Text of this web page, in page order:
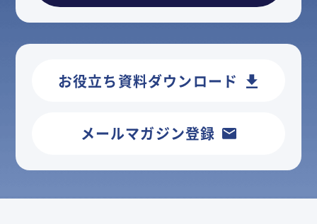
お役立ち資料ダウンロード
メールマガジン登録